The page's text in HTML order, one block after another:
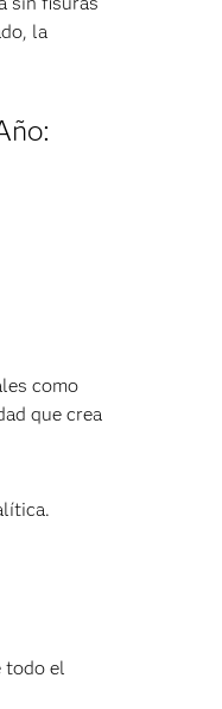
la
como
que crea
todo el